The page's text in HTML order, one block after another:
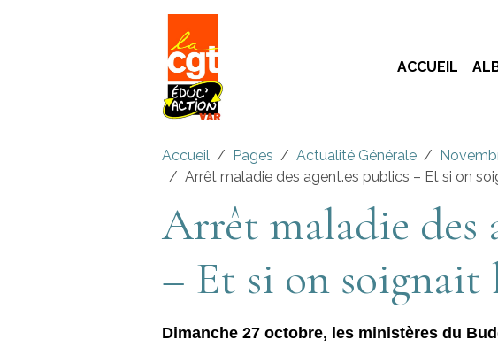
ACCUEIL
Accueil Pages Actualité Générale
Arrêt maladie des agent.es publics – Et si on
Arrêt maladie des
– Et si on soignait
Dimanche 27 octobre, les ministères du